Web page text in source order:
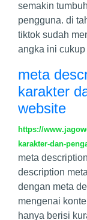
semakin
pengguna. di
tiktok sudah
angka ini
meta
karakter
website
https://
karakter-dan-
meta
description
dengan meta
mengenai
hanya berisi